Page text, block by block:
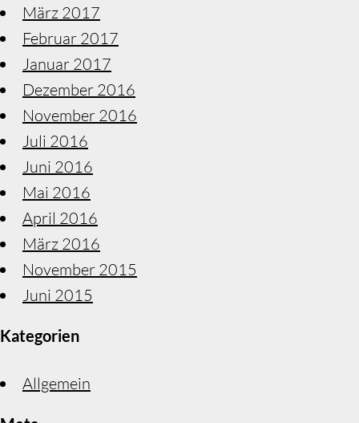
März 2017
Februar 2017
Januar 2017
Dezember 2016
November 2016
Juli 2016
Juni 2016
Mai 2016
April 2016
März 2016
November 2015
Juni 2015
Kategorien
Allgemein